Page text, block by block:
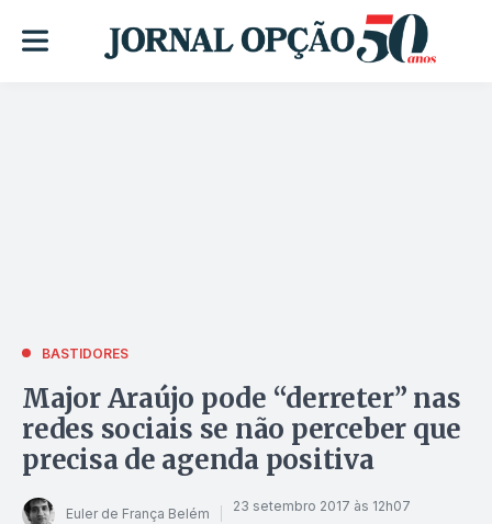
BASTIDORES
Major Araújo pode “derreter” nas
redes sociais se não perceber que
precisa de agenda positiva
Euler de França Belém 23 setembro 2017 às 12h07